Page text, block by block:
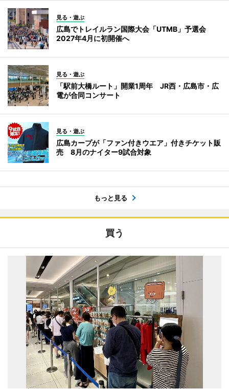
見る・遊ぶ
広島でトレイルラン国際大会「UTMB」予選会
2027年4月に初開催へ
見る・遊ぶ
「駅前大橋ルート」開業1周年 JR西・広島市・広
電が合同コンサート
見る・遊ぶ
広島カープが「ファン付きウエア」付きチケット販
売 8月のナイター9試合対象
もっと見る
買う